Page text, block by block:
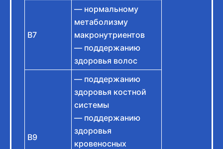
B7
— нормальному
метаболизму
макронутриентов
— поддержанию
здоровья волос
B9
— поддержанию
здоровья костной
системы
— поддержанию
здоровья
кровеносных